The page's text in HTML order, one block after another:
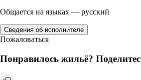
Общается на языках — русский
Сведения об исполнителе
Пожаловаться
Понравилось жильё?